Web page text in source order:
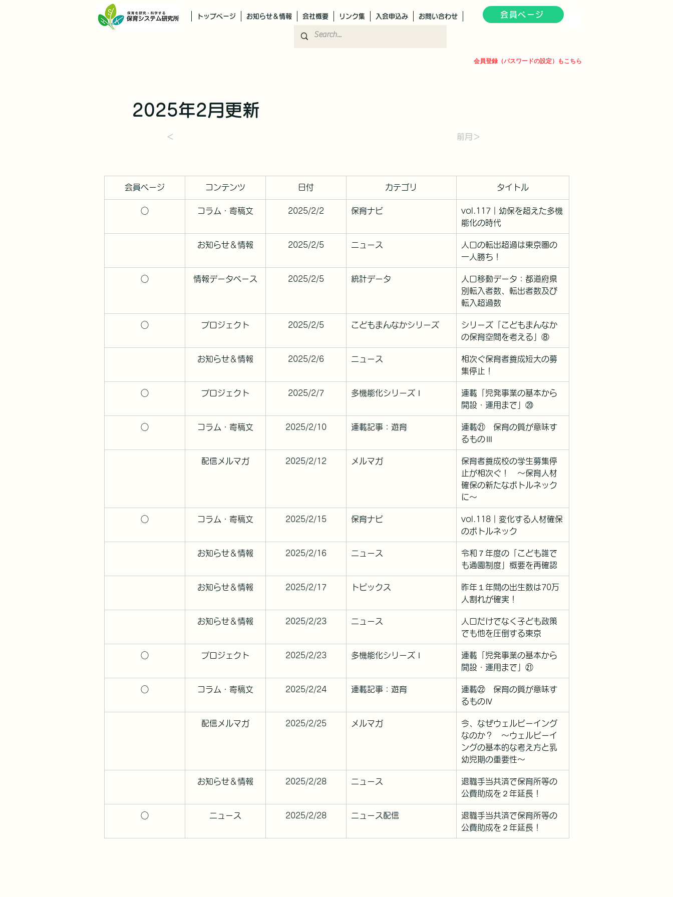
トップページ お知らせ＆情報 会社概要 リンク集 入会申込み お問い合わせ 会員ページ
会員登録（パスワードの設定）もこちら
2025年2月更新
＜ 前月＞
会員ページ コンテンツ 日付 カテゴリ タイトル
○ コラム・寄稿文 2025/2/2 保育ナビ vol.117｜ 幼保を超えた多機
能化の時代
お知らせ＆情報 2025/2/5 ニュース
人口の転出超過は東京圏の
一人勝ち！
○ 情報データベース 2025/2/5 統計データ
人口移動データ：都道府県
別転入者数、転出者数及び
転入超過数
○ プロジェクト 2025/2/5 こどもまんなかシリーズ
シリーズ「こどもまんなか
の保育空間を考える」⑧
お知らせ＆情報 2025/2/6 ニュース
相次ぐ保育者養成短大の募
集停止！
○ プロジェクト 2025/2/7 多機能化シリーズⅠ
連載「児発事業の基本から
開設・運用まで」⑳
○ コラム・寄稿文 2025/2/10 連載記事：遊育
連載㉑　保育の質が意味す
るものⅢ
配信メルマガ 2025/2/12 メルマガ
保育者養成校の学生募集停
止が相次ぐ！　～保育人材
確保の新たなボトルネック
に～
○ コラム・寄稿文 2025/2/15 保育ナビ vol.118｜ 変化する人材確保
のボトルネック
お知らせ＆情報 2025/2/16 ニュース
令和７年度の「こども誰で
も通園制度」概要を再確認
お知らせ＆情報 2025/2/17 トピックス
昨年１年間の出生数は70万
人割れが確実！
お知らせ＆情報 2025/2/23 ニュース
人口だけでなく子ども政策
でも他を圧倒する東京
○ プロジェクト 2025/2/23 多機能化シリーズⅠ
連載「児発事業の基本から
開設・運用まで」㉑
○ コラム・寄稿文 2025/2/24 連載記事：遊育
連載㉒　保育の質が意味す
るものⅣ
配信メルマガ 2025/2/25 メルマガ
今、なぜウェルビーイング
なのか？　～ウェルビーイ
ングの基本的な考え方と乳
幼児期の重要性～
お知らせ＆情報 2025/2/28 ニュース
退職手当共済で保育所等の
公費助成を２年延長！
○ ニュース 2025/2/28 ニュース配信
退職手当共済で保育所等の
公費助成を２年延長！